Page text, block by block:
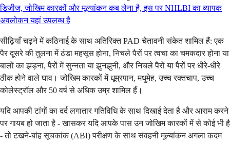
डिजीज, जोखिम कारकों और मूल्यांकन कब लेना है, इस पर NHLBI का व्यापक
अवलोकन यहां उपलब्ध है
सीढ़ियाँ चढ़ने में कठिनाई के साथ अतिरिक्त PAD चेतावनी संकेत शामिल हैं: एक
पैर दूसरे की तुलना में ठंडा महसूस होना, निचले पैरों पर त्वचा का चमकदार होना या
बालों का झड़ना, पैरों में सुन्नता या झुनझुनी, और निचले पैरों या पैरों पर धीरे-धीरे
ठीक होने वाले घाव। जोखिम कारकों में धूम्रपान, मधुमेह, उच्च रक्तचाप, उच्च
कोलेस्ट्रॉल और 50 वर्ष से अधिक उम्र शामिल हैं।
यदि आपकी टांगों का दर्द लगातार गतिविधि के साथ दिखाई देता है और आराम करने
पर गायब हो जाता है - खासकर यदि आपके पास उन जोखिम कारकों में से कोई भी है
- तो टखने-बांह सूचकांक (ABI) परीक्षण के साथ संवहनी मूल्यांकन अगला कदम